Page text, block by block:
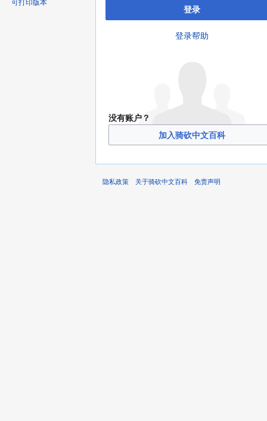
登录
登录帮助
没有账户？
加入骑砍中文百科
可打印版本
隐私政策 关于骑砍中文百科 免责声明